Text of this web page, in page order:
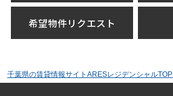
希望物件リクエスト
千葉県の賃貸情報サイトARESレジデンシャルTOP